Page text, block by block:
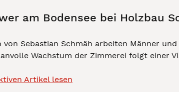
am Bodensee bei Holzbau
von Sebastian Schmäh arbeiten Männer
Wachstum der Zimmerei folgt einer
Artikel lesen